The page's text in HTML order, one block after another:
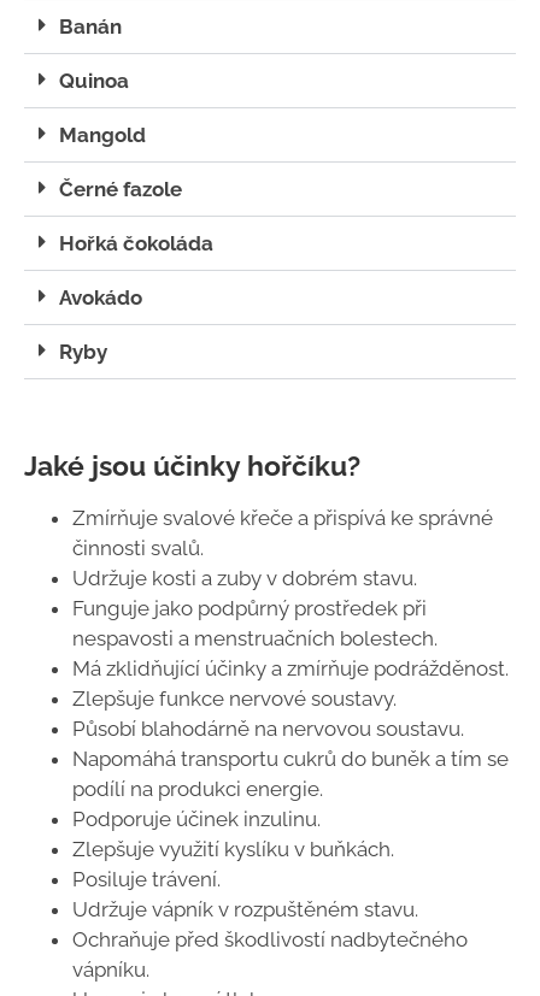
Banán
Quinoa
Mangold
Černé fazole
Hořká čokoláda
Avokádo
Ryby
Jaké jsou účinky hořčíku?
Zmírňuje svalové křeče a přispívá ke správné
činnosti svalů.
Udržuje kosti a zuby v dobrém stavu.
Funguje jako podpůrný prostředek při
nespavosti a menstruačních bolestech.
Má zklidňující účinky a zmírňuje podrážděnost.
Zlepšuje funkce nervové soustavy.
Působí blahodárně na nervovou soustavu.
Napomáhá transportu cukrů do buněk a tím se
podílí na produkci energie.
Podporuje účinek inzulinu.
Zlepšuje využití kyslíku v buňkách.
Posiluje trávení.
Udržuje vápník v rozpuštěném stavu.
Ochraňuje před škodlivostí nadbytečného
vápníku.